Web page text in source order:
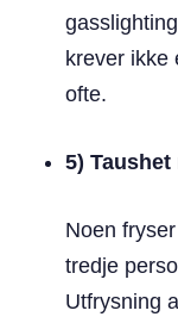
krever ikke
ofte.
5)
Noen
tredje
Utfrysning